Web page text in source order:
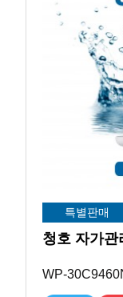
특별판매
청호 자가관
WP-